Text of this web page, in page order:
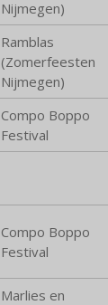
Nijmegen)
Ramblas
(Zomerfeesten
Nijmegen)
Compo Boppo
Festival
Compo Boppo
Festival
Marlies en